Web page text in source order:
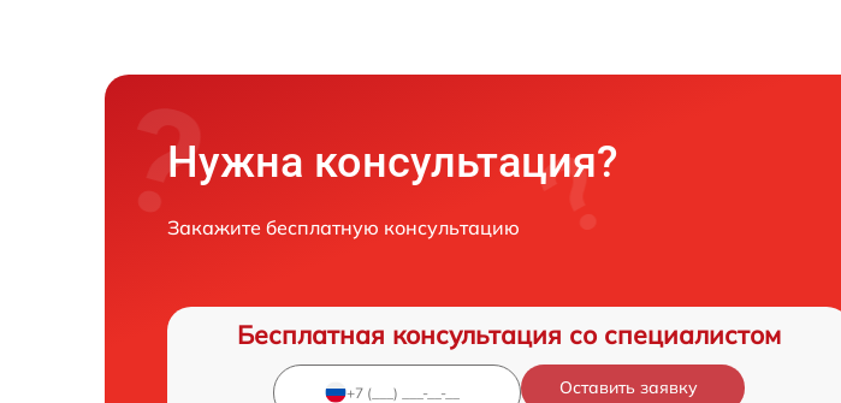
Нужна консультация?
Закажите бесплатную консультацию
Бесплатная консультация со специалистом
Оставить заявку